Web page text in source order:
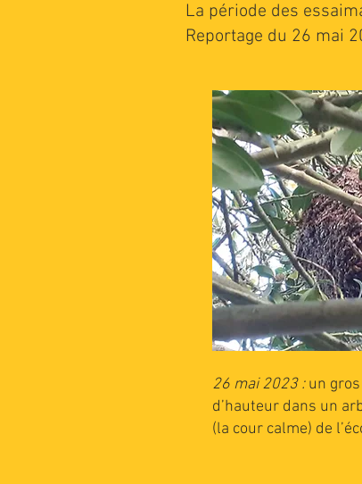
La période des
Reportage du 26 mai
26 mai 2023 :un gros
d’hauteur dans un
(la cour calme) de